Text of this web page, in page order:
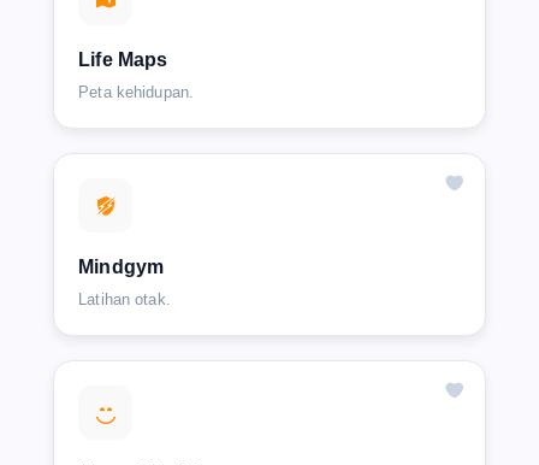
Life Maps
Peta kehidupan.
Mindgym
Latihan otak.